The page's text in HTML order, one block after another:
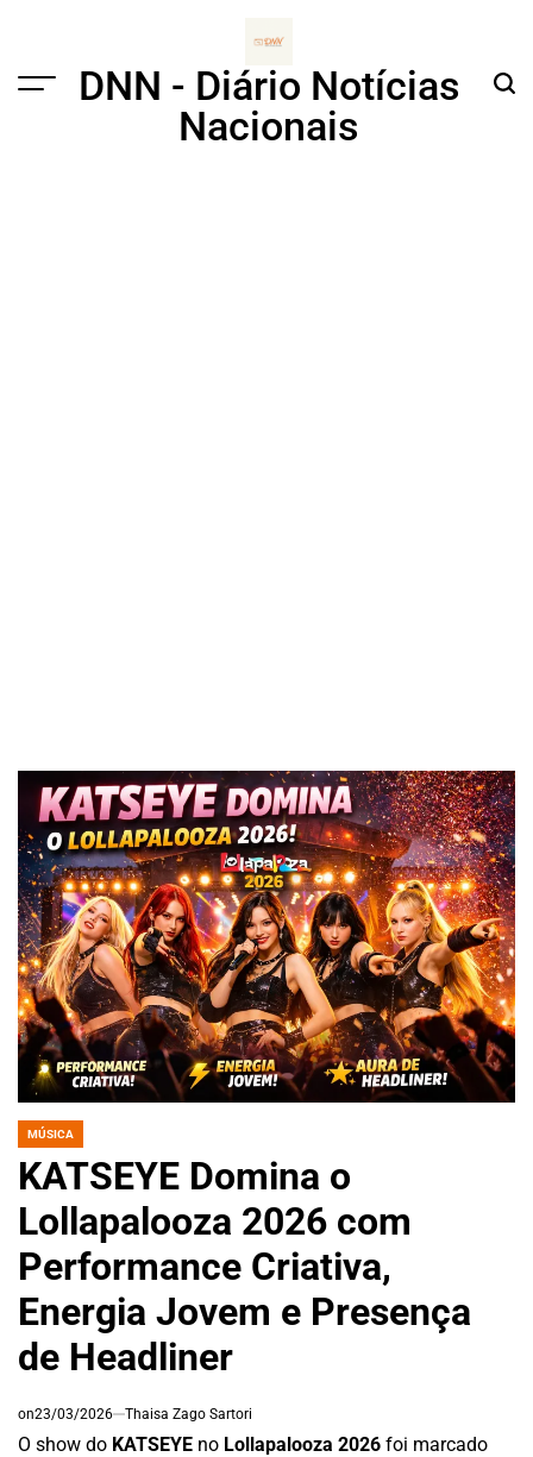
Menu
DNN - Diário Notícias
Nacionais
POSTED
MÚSICA
KATSEYE Domina o
Lollapalooza 2026 com
Performance Criativa,
Energia Jovem e Presença
de Headliner
on23/03/2026 Thaisa Zago Sartori
O show do KATSEYE no Lollapalooza 2026 foi marcado